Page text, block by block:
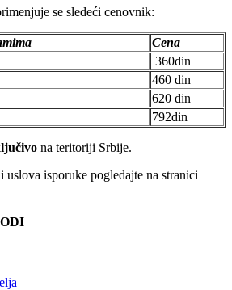
se sledeći cenovnik:
Cena
360din
460 din
620 din
792din
na teritoriji Srbije.
uslova isporuke pogledajte na stranici